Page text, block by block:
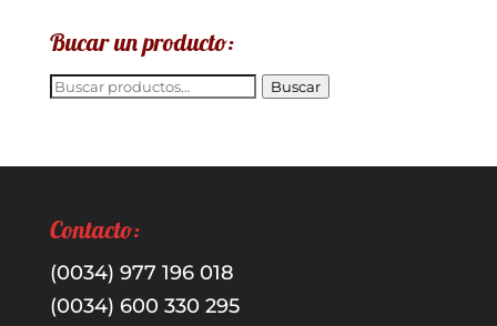
Bucar un producto:
Buscar
Buscar
Contacto:
(0034) 977 196 018
(0034) 600 330 295